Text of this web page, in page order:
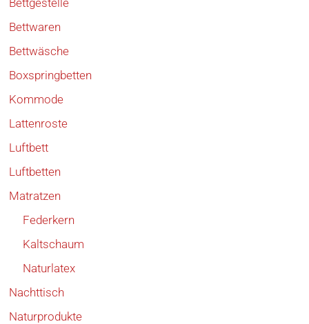
Bettwaren
Bettwäsche
Boxspringbetten
Kommode
Lattenroste
Luftbett
Luftbetten
Matratzen
Federkern
Kaltschaum
Naturlatex
Nachttisch
Naturprodukte